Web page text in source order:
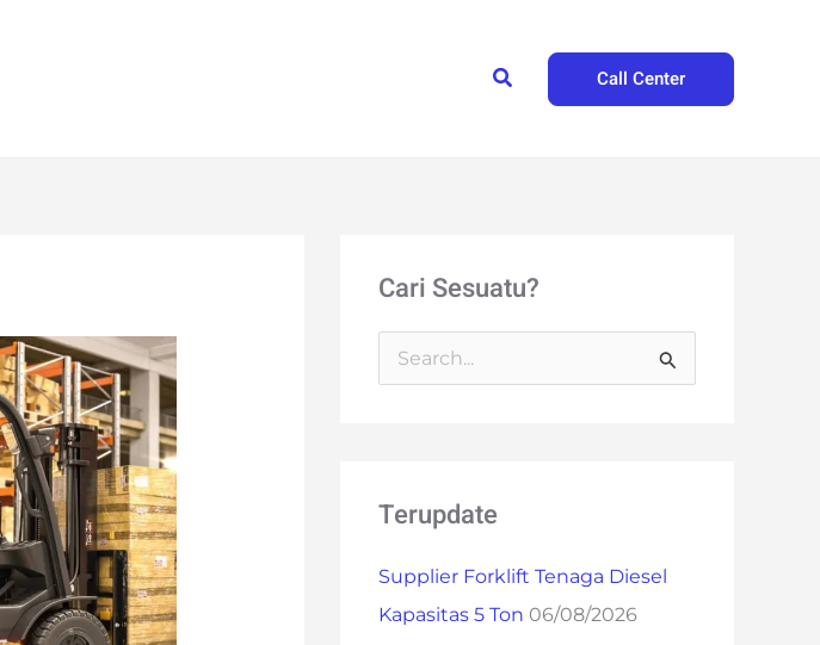
Search Call Center
Cari Sesuatu?
Terupdate
Supplier Forklift Tenaga Diesel
Kapasitas 5 Ton 06/08/2026